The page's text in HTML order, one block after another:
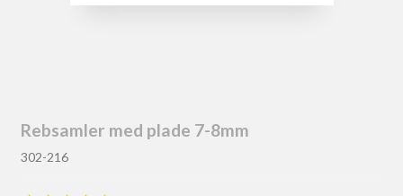
Rebsamler med plade 7-8mm
302-216